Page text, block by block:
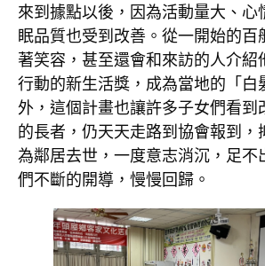
來到據點以後，因為活動量大、心
眠品質也受到改善。從一開始的百
著笑容，甚至還會和來訪的人介紹
行動的新生活獎，成為當地的「白
外，這個計畫也讓許多子女們看到
的長者，仍天天走路到協會報到，
為鄰居去世，一度意志消沉，足不
們不斷的開導，慢慢回歸。